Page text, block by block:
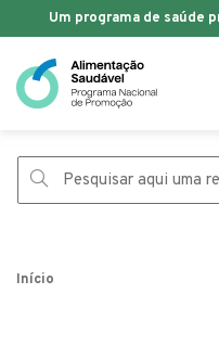
Saltar para o conteúdo
Um programa de saúde
Início